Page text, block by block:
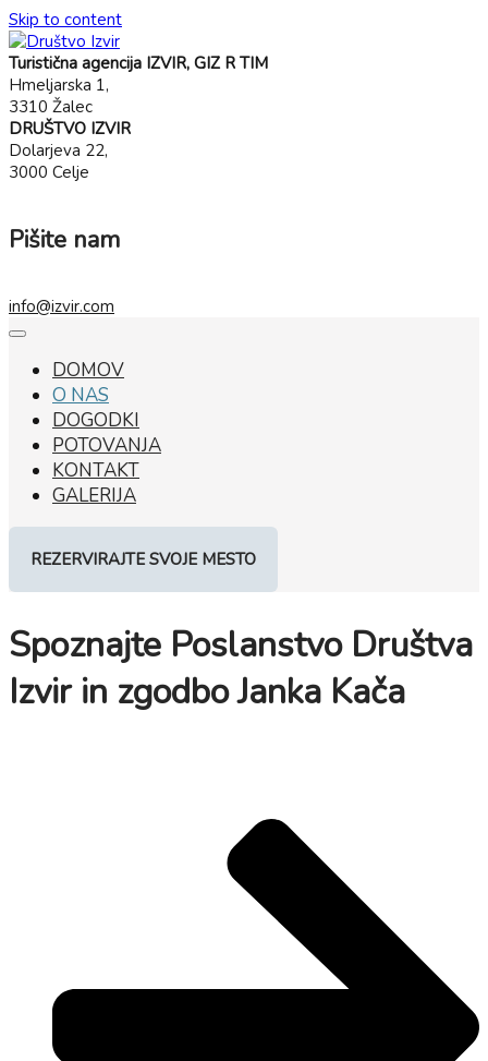
Skip to content
Turistična agencija IZVIR, GIZ R TIM
Hmeljarska 1,
3310 Žalec
DRUŠTVO IZVIR
Dolarjeva 22,
3000 Celje
Pišite nam
info@izvir.com
DOMOV
O NAS
DOGODKI
POTOVANJA
KONTAKT
GALERIJA
REZERVIRAJTE SVOJE MESTO
Spoznajte Poslanstvo Društva
Izvir in zgodbo Janka Kača